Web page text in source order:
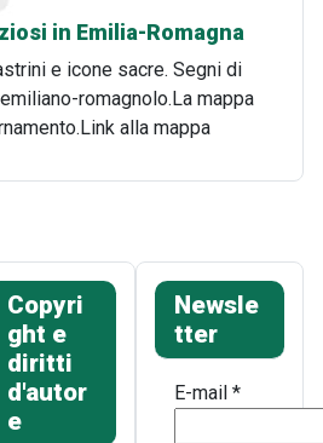
in Emilia-Romagna
e icone sacre. Segni di
romagnolo.La mappa
alla mappa
Copyri
ght e
diritti
d'autor
e
Newsle
tter
E-mail*